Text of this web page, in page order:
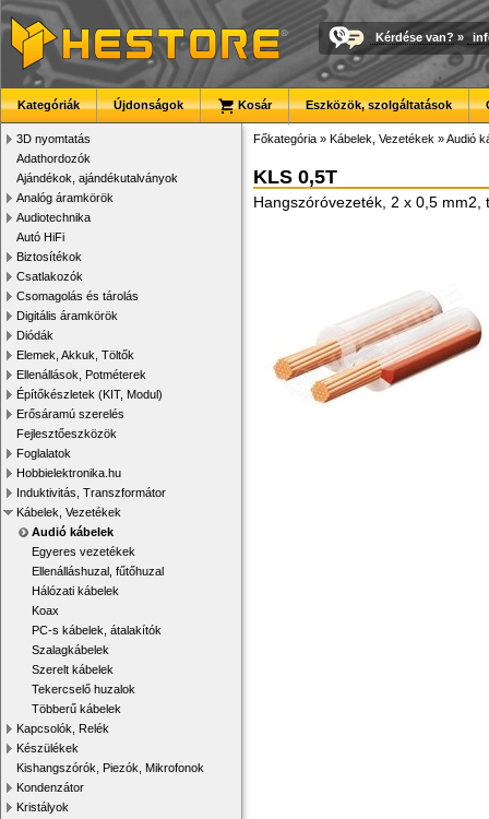
Kérdése van? »
Kategóriák Újdonságok Kosár Eszközök, szolgáltatások
3D nyomtatás
Adathordozók
Ajándékok, ajándékutalványok
Analóg áramkörök
Audiotechnika
Autó HiFi
Biztosítékok
Csatlakozók
Csomagolás és tárolás
Digitális áramkörök
Diódák
Elemek, Akkuk, Töltők
Ellenállások, Potméterek
Építőkészletek (KIT, Modul)
Erősáramú szerelés
Fejlesztőeszközök
Foglalatok
Hobbielektronika.hu
Induktivitás, Transzformátor
Kábelek, Vezetékek
Audió kábelek
Egyeres vezetékek
Ellenálláshuzal, fűtőhuzal
Hálózati kábelek
Koax
PC-s kábelek, átalakítók
Szalagkábelek
Szerelt kábelek
Tekercselő huzalok
Többerű kábelek
Kapcsolók, Relék
Készülékek
Kishangszórók, Piezók, Mikrofonok
Kondenzátor
Kristályok
Főkategória » Kábelek, Vezetékek »Audió
KLS 0,5T
Hangszóróvezeték, 2 x 0,5